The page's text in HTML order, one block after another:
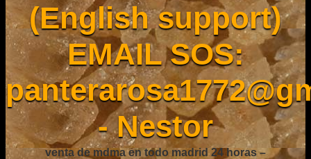
(English support)
EMAIL SOS:
- Nestor
venta de mdma en todo madrid 24 horas –